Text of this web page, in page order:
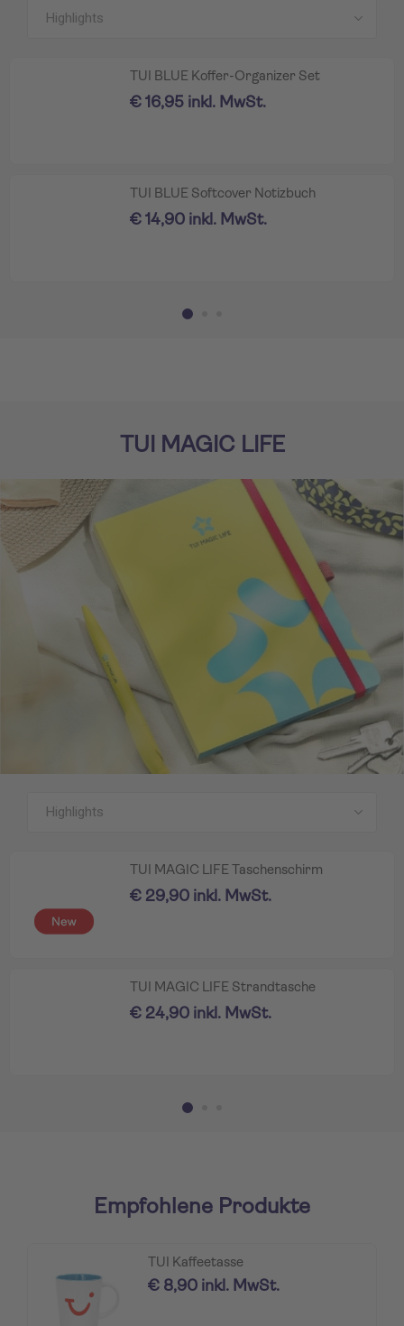
TUI BLUE Koffer-Organizer Set
€ 16,95 inkl. MwSt.
TUI BLUE Softcover Notizbuch
€ 14,90 inkl. MwSt.
TUI MAGIC LIFE
TUI MAGIC LIFE Taschenschirm
€ 29,90 inkl. MwSt.
TUI MAGIC LIFE Strandtasche
€ 24,90 inkl. MwSt.
Empfohlene Produkte
TUI Kaffeetasse
€ 8,90 inkl. MwSt.